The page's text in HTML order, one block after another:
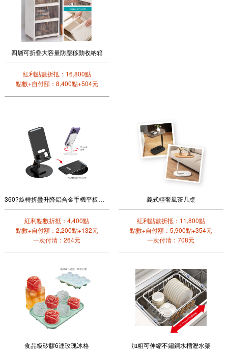
四層可折疊大容量防塵移動收納箱
紅利點數折抵：16,800點
點數+自付額：8,400點+504元
360?旋轉折疊升降鋁合金手機平板支架
紅利點數折抵：4,400點
點數+自付額：2,200點+132元
一次付清：264元
義式輕奢風茶几桌
紅利點數折抵：11,800點
點數+自付額：5,900點+354元
一次付清：708元
食品級矽膠6連玫瑰冰格 加粗可伸縮不鏽鋼水槽瀝水架